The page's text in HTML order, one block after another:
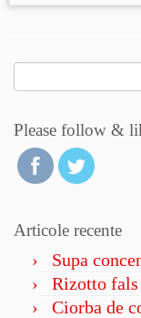
după:
Please follow &
Articole recente
Supa
Rizotto fals
Ciorba de